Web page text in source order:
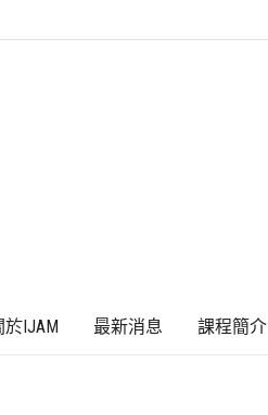
於IJAM 最新消息 課程簡介